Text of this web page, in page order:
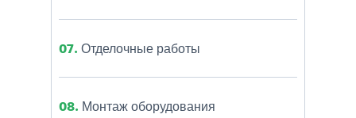
07. Отделочные работы
08. Монтаж оборудования